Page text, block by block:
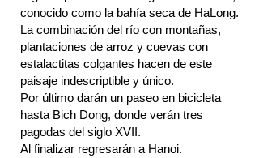
conocido como la bahía seca de HaLong.
La combinación del río con montañas,
plantaciones de arroz y cuevas con
estalactitas colgantes hacen de este
paisaje indescriptible y único.
Por último darán un paseo en bicicleta
hasta Bich Dong, donde verán tres
pagodas del siglo XVII.
Al finalizar regresarán a Hanoi.